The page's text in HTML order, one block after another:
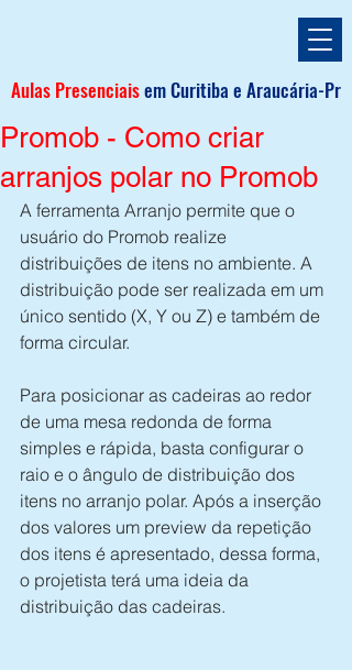
Aulas PresenciaisemCuritiba e Araucária-Pr
Promob - Como criar
arranjos polar no Promob
A ferramenta Arranjo permite que o
usuário do Promob realize
distribuições de itens no ambiente. A
distribuição pode ser realizada em um
único sentido (X, Y ou Z) e também de
forma circular.
Para posicionar as cadeiras ao redor
de uma mesa redonda de forma
simples e rápida, basta configurar o
raio e o ângulo de distribuição dos
itens no arranjo polar. Após a inserção
dos valores um preview da repetição
dos itens é apresentado, dessa forma,
o projetista terá uma ideia da
distribuição das cadeiras.